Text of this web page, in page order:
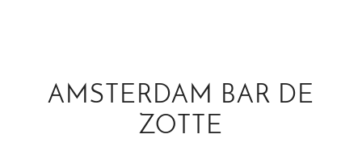
AMSTERDAM BAR DE
ZOTTE